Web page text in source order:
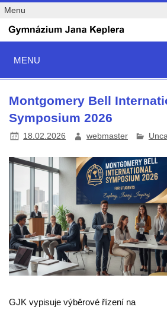
Menu
MENU
Montgomery Bell
Symposium 2026
18.02.2026 webmaster
GJK vypisuje výběrové řízení na